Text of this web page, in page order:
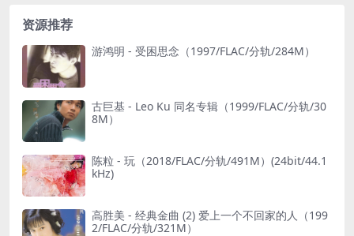
资源推荐
游鸿明 - 受困思念（1997/FLAC/分轨/284M）
古巨基 - Leo Ku 同名专辑（1999/FLAC/分轨/30
8M）
陈粒 - 玩（2018/FLAC/分轨/491M）(24bit/44.1
kHz)
高胜美 - 经典金曲 (2) 爱上一个不回家的人（199
2/FLAC/分轨/321M）